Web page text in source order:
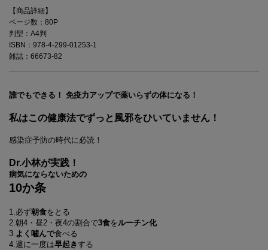
【商品詳細】
ページ数：80P
判型：A4判
ISBN：978-4-299-01253-1
雑誌：66673-82
誰でもできる！ 免疫力アップで薬いらずの体になる！
私はこの健康法でずっと風邪をひいていません！
感染症予防の時代に必読！
Dr.小林が実践！
病気にならないための
10か条
1.必ず朝食をとる
2.朝4・昼2・夜4の割合で3食をルーチン化
3.よく噛んで食べる
4.週に一度は早起きする